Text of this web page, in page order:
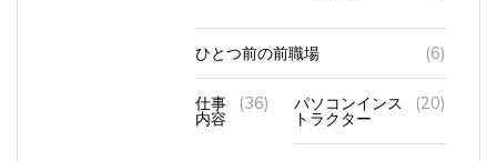
ひとつ前の前職場 (6)
仕事
内容
(36) パソコンインス (20)
レジ (15)